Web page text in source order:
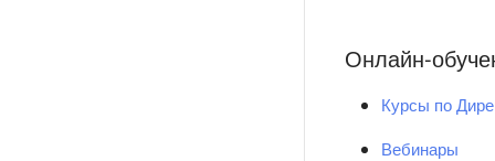
Онлайн-
Курсы по
Вебинары